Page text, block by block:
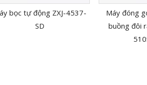
bọc tự động ZXJ-4537-
SD
Máy đóng
buồng đôi